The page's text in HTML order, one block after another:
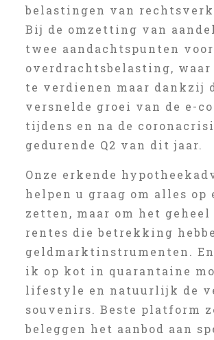
belastingen van
Bij de omzetting van
twee aandachtspunten voor
overdrachtsbelasting,
te verdienen maar dankzij
versnelde groei van de e-
tijdens en na de
gedurende Q2 van dit jaar.
Onze erkende
helpen u graag om alles op
zetten, maar om het geheel
rentes die betrekking
geldmarktinstrumenten.
ik op kot in quarantaine
lifestyle en natuurlijk de
souvenirs. Beste platform
beleggen het aanbod aan